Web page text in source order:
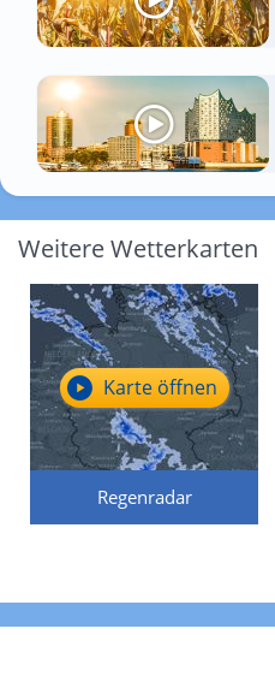
Weitere Wetterkarten
Regenradar
Karte öffnen